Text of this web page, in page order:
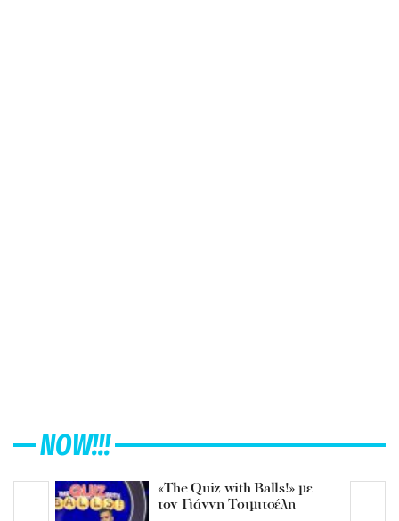
NOW!!!
«The Quiz with Balls!» με
τον Γιάννη Τσιμιτσέλη